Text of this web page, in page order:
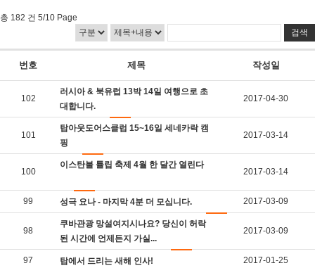
총 182 건 5/10 Page
번호 제목 작성일
102
러시아 & 북유럽 13박 14일 여행으로 초
대합니다.
2017-04-30
101
탑아웃도어스클럽 15~16일 세네카락 캠
핑
2017-03-14
100
이스탄불 튤립 축제 4월 한 달간 열린다
2017-03-14
99 성극 요나 - 마지막 4분 더 모십니다. 2017-03-09
98
쿠바관광 망설여지시나요? 당신이 허락
된 시간에 언제든지 가실...
2017-03-09
97 탑에서 드리는 새해 인사! 2017-01-25